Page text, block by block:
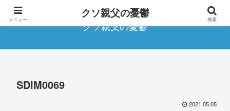
クソ親父の憂鬱
SDIM0069
2021.05.05
メニュー クソ親父の憂鬱 検索